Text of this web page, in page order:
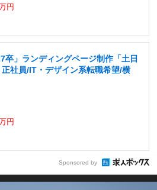
円
卒」ランディングページ制作「土日
社員/IT・デザイン系転職希望/横
円
Sponsored by